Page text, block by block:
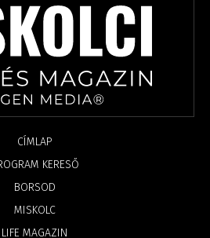
CÍMLAP
KERESŐ
BORSOD
MISKOLC
LIFE MAGAZIN